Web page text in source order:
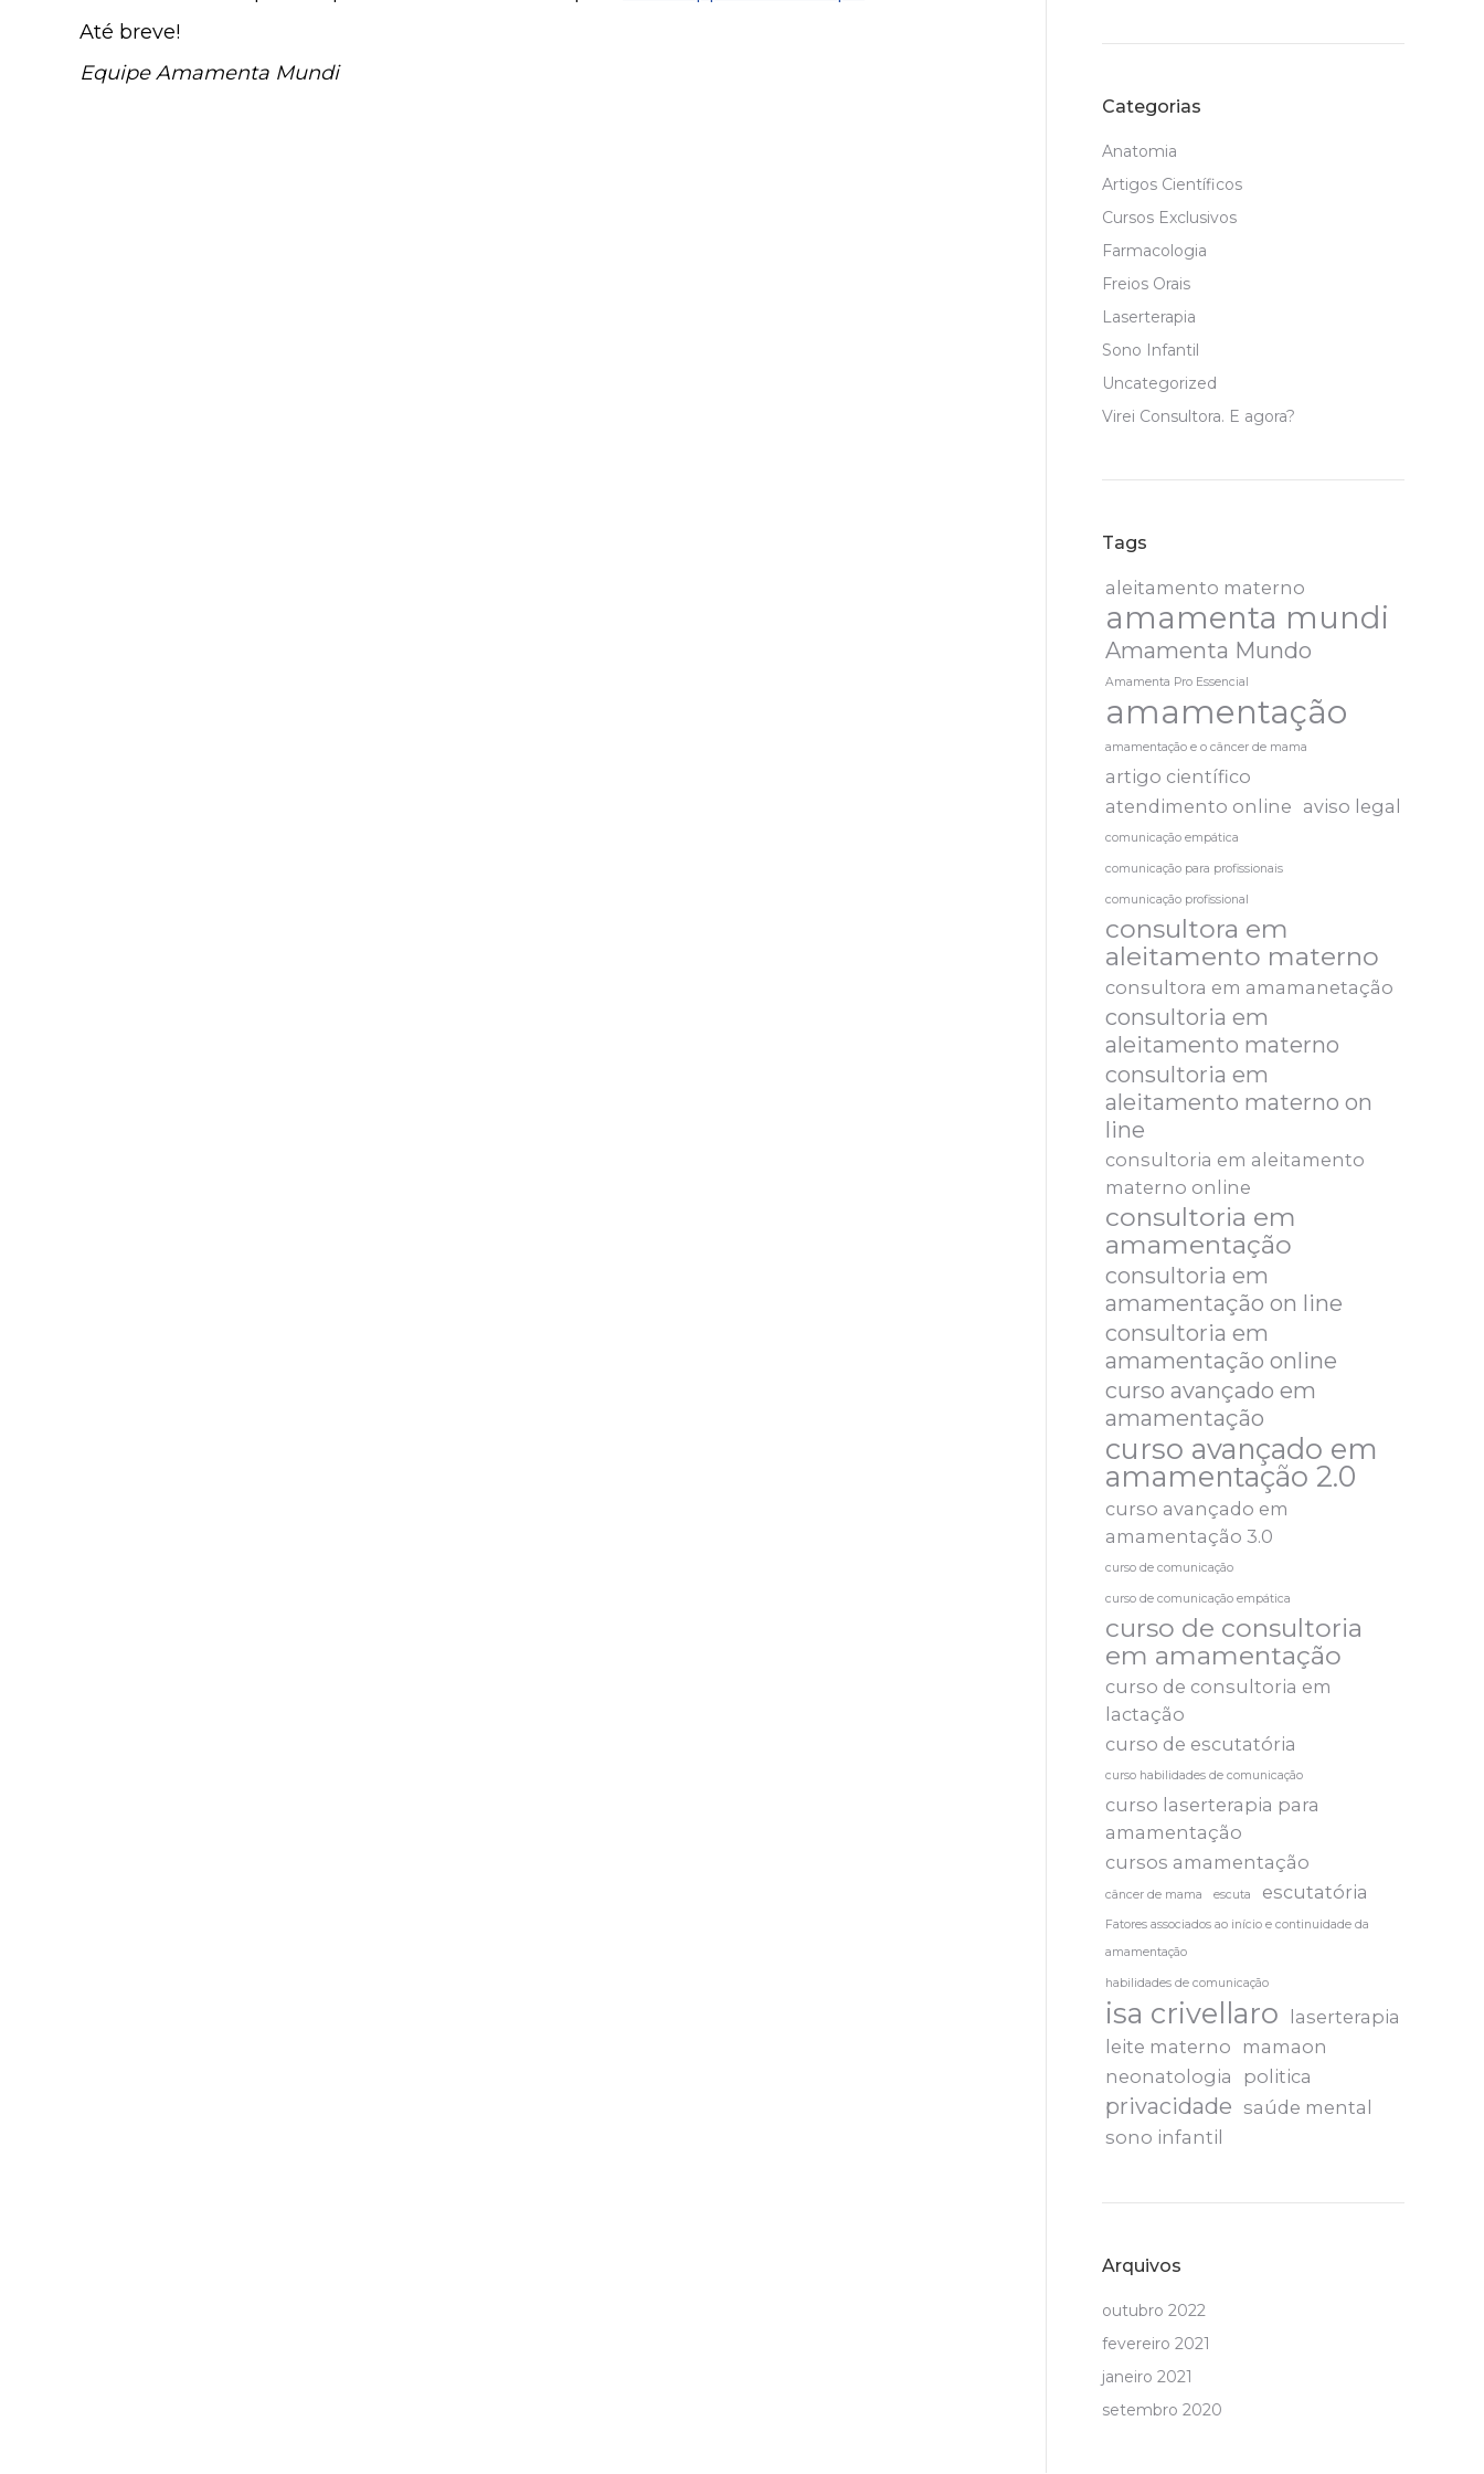
Até breve!
Equipe Amamenta Mundi
Categorias
Anatomia
Artigos Científicos
Cursos Exclusivos
Farmacologia
Freios Orais
Laserterapia
Sono Infantil
Uncategorized
Virei Consultora. E agora?
Tags
aleitamento materno
amamenta mundi
Amamenta Mundo
Amamenta Pro Essencial
amamentação
amamentação e o câncer de mama
artigo científico
atendimento online aviso legal
comunicação empática
comunicação para profissionais
comunicação profissional
consultora em
aleitamento materno
consultora em amamanetação
consultoria em
aleitamento materno
consultoria em
aleitamento materno on
line
consultoria em aleitamento
materno online
consultoria em
amamentação
consultoria em
amamentação on line
consultoria em
amamentação online
curso avançado em
amamentação
curso avançado em
amamentação 2.0
curso avançado em
amamentação 3.0
curso de comunicação
curso de comunicação empática
curso de consultoria
em amamentação
curso de consultoria em
lactação
curso de escutatória
curso habilidades de comunicação
curso laserterapia para
amamentação
cursos amamentação
câncer de mama escuta escutatória
Fatores associados ao início e continuidade da
amamentação
habilidades de comunicação
isa crivellaro
laserterapia
leite materno
mamaon
neonatologia
politica
privacidade saúde mental
sono infantil
Arquivos
outubro 2022
fevereiro 2021
janeiro 2021
setembro 2020